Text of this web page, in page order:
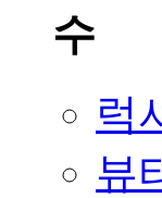
럭
뷰